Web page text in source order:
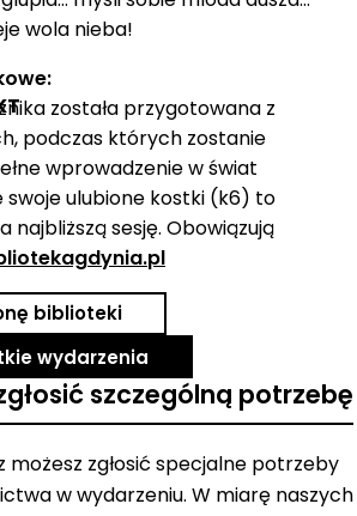
wola nieba!
została przygotowana z
podczas których zostanie
wprowadzenie w świat
swoje ulubione kostki (k6) to
najbliższą sesję. Obowiązują
biblioteki
wydarzenia
szczególną potrzebę
możesz zgłosić specjalne potrzeby
w wydarzeniu. W miarę naszych